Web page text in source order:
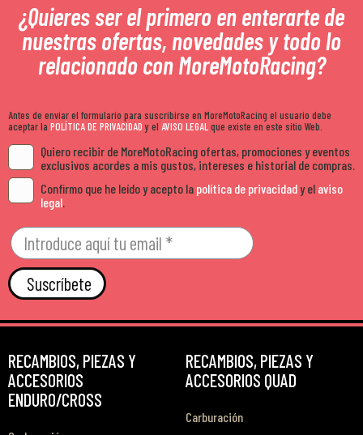
¿Quieres ser el primero en enterarte de
nuestras ofertas, novedades y todo lo
relacionado con MoreMotoRacing?
Antes de enviar el formulario para suscribirse en MoreMotoRacing el usuario debe
aceptar la POLÍTICA DE PRIVACIDADy el AVISO LEGALque existe en este sitio Web.
Quiero recibir de MoreMotoRacing ofertas, promociones y eventos
exclusivos acordes a mis gustos, intereses e historial de compras.
Confirmo que he leído y acepto la política de privacidady el aviso
legal
Suscríbete
RECAMBIOS, PIEZAS Y
ACCESORIOS
ENDURO/CROSS
RECAMBIOS, PIEZAS Y
ACCESORIOS QUAD
Carburación